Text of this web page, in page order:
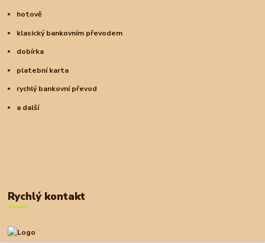
hotově
klasický bankovním převodem
dobírka
platební karta
rychlý bankovní převod
a další
Rychlý kontakt